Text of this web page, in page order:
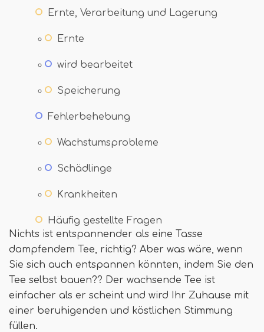
Ernte, Verarbeitung und Lagerung
Ernte
wird bearbeitet
Speicherung
Fehlerbehebung
Wachstumsprobleme
Schädlinge
Krankheiten
Häufig gestellte Fragen
Nichts ist entspannender als eine Tasse
dampfendem Tee, richtig? Aber was wäre, wenn
Sie sich auch entspannen könnten, indem Sie den
Tee selbst bauen?? Der wachsende Tee ist
einfacher als er scheint und wird Ihr Zuhause mit
einer beruhigenden und köstlichen Stimmung
füllen.